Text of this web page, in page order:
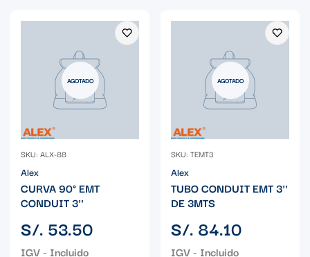
AGOTADO
SKU: ALX-88
Alex
CURVA 90° EMT
CONDUIT 3''
Precio
regular
S/. 53.50
AGOTADO
SKU: TEMT3
Alex
TUBO CONDUIT EMT 3''
DE 3MTS
Precio
regular
S/. 84.10